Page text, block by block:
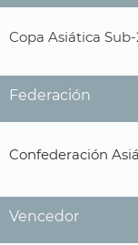
Copa Asiática
Federación
Confederación
Vencedor